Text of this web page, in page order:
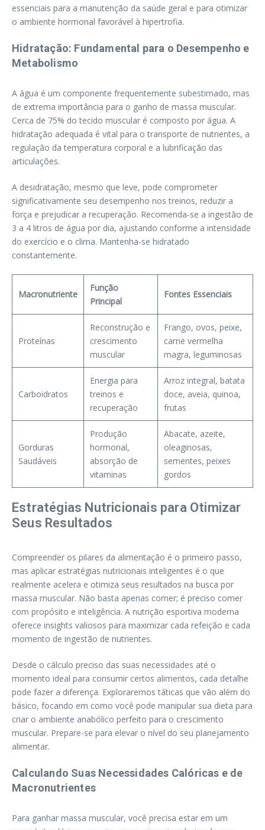
essenciais para a manutenção da saúde geral e para otimizar
o ambiente hormonal favorável à hipertrofia.
Hidratação: Fundamental para o Desempenho e
Metabolismo
A água é um componente frequentemente subestimado, mas
de extrema importância para o ganho de massa muscular.
Cerca de 75% do tecido muscular é composto por água. A
hidratação adequada é vital para o transporte de nutrientes, a
regulação da temperatura corporal e a lubrificação das
articulações.
A desidratação, mesmo que leve, pode comprometer
significativamente seu desempenho nos treinos, reduzir a
força e prejudicar a recuperação. Recomenda-se a ingestão de
3 a 4 litros de água por dia, ajustando conforme a intensidade
do exercício e o clima. Mantenha-se hidratado
constantemente.
Macronutriente
Função
Principal
Fontes Essenciais
Proteínas
Reconstrução e
crescimento
muscular
Frango, ovos, peixe,
carne vermelha
magra, leguminosas
Carboidratos
Energia para
treinos e
recuperação
Arroz integral, batata
doce, aveia, quinoa,
frutas
Gorduras
Saudáveis
Produção
hormonal,
absorção de
vitaminas
Abacate, azeite,
oleaginosas,
sementes, peixes
gordos
Estratégias Nutricionais para Otimizar
Seus Resultados
Compreender os pilares da alimentação é o primeiro passo,
mas aplicar estratégias nutricionais inteligentes é o que
realmente acelera e otimiza seus resultados na busca por
massa muscular. Não basta apenas comer; é preciso comer
com propósito e inteligência. A nutrição esportiva moderna
oferece insights valiosos para maximizar cada refeição e cada
momento de ingestão de nutrientes.
Desde o cálculo preciso das suas necessidades até o
momento ideal para consumir certos alimentos, cada detalhe
pode fazer a diferença. Exploraremos táticas que vão além do
básico, focando em como você pode manipular sua dieta para
criar o ambiente anabólico perfeito para o crescimento
muscular. Prepare-se para elevar o nível do seu planejamento
alimentar.
Calculando Suas Necessidades Calóricas e de
Macronutrientes
Para ganhar massa muscular, você precisa estar em um